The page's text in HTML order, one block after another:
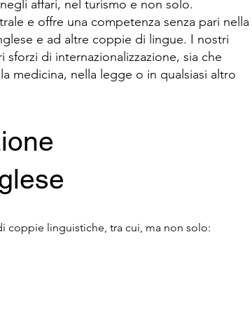
affari, nel turismo e non solo.
e offre una competenza senza pari nella
e ad altre coppie di lingue. I nostri
di internazionalizzazione, sia che
medicina, nella legge o in qualsiasi altro
coppie linguistiche, tra cui, ma non solo: